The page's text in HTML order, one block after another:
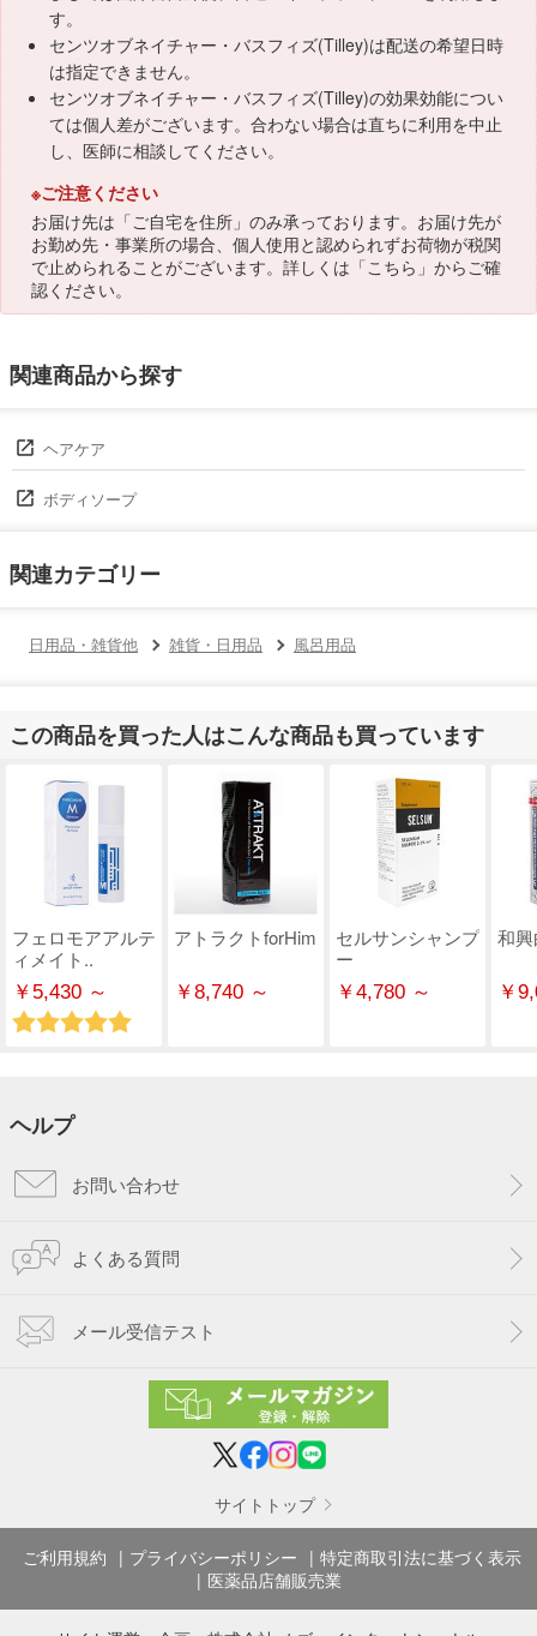
す。
センツオブネイチャー・バスフィズ(Tilley)は配送の希望日時
は指定できません。
センツオブネイチャー・バスフィズ(Tilley)の効果効能につい
ては個人差がございます。合わない場合は直ちに利用を中止
し、医師に相談してください。
※ご注意ください
お届け先は「ご自宅を住所」のみ承っております。お届け先が
お勤め先・事業所の場合、個人使用と認められずお荷物が税関
で止められることがございます。詳しくは「こちら 」からご確
認ください。
関連商品から探す
ヘアケア
ボディソープ
関連カテゴリー
日用品・雑貨他 雑貨・日用品 風呂用品
この商品を買った人はこんな商品も買っています
フェロモアアルテ
ィメイト..
￥5,430 ～
アトラクトforHim
￥8,740 ～
セルサンシャンプ
ー
￥4,780 ～
和
￥
ヘルプ
お問い合わせ
よくある質問
メール受信テスト
サイトトップ
ご利用規約 プライバシーポリシー
特定商取引法に基づく表示
医薬品店舗販売業